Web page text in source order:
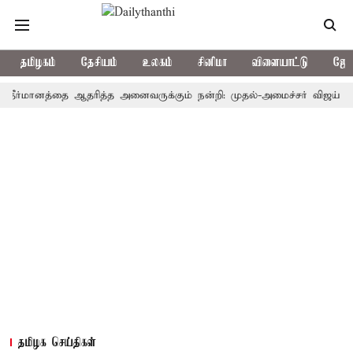
தமிழகம் தேசியம் உலகம் சினிமா விளையாட்டு
ஆதரித்த அனைவருக்கும் நன்றி: முதல்-அமைச்சர் விஜய்
தமிழக செய்திகள்